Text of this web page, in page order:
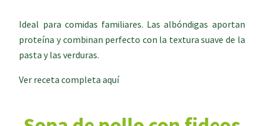
Ideal para comidas familiares. Las albóndigas aportan
proteína y combinan perfecto con la textura suave de la
pasta y las verduras.
Ver receta completa aquí